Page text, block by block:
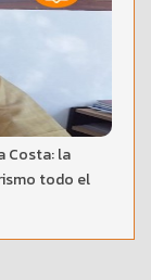
Costa: la
todo el